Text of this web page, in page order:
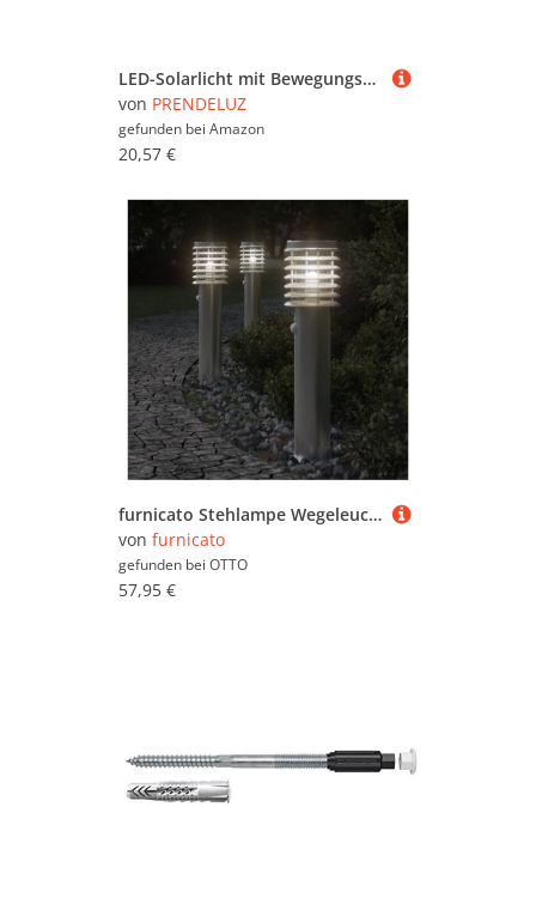
LED-Solarlicht mit Bewegungsmelder, 4500 K, effizient und umweltfreundlich, ideal für Sicherheit und Außenbeleuchtung.
von PRENDELUZ
gefunden bei Amazon
20,57 €
furnicato Stehlampe Wegeleuchte mit Bewegungsmelder 60 cm Silbern, PIR-Bewegungsmelder Pollerleuchte mit 120° Erfassungswinkel
von furnicato
gefunden bei OTTO
57,95 €